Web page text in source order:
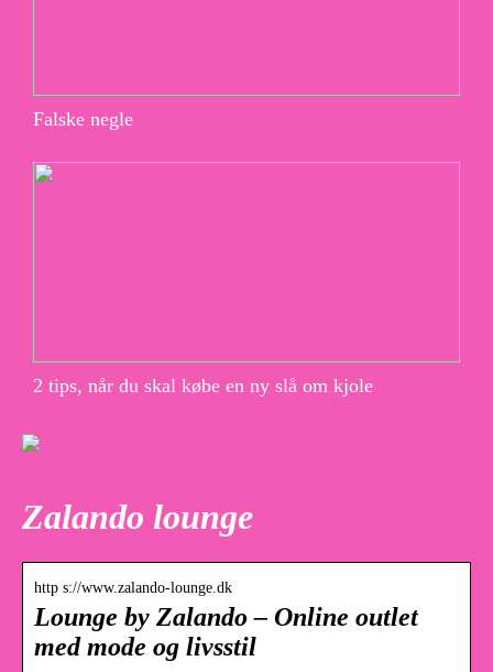
Falske negle
2 tips, når du skal købe en ny slå om kjole
Zalando lounge
http s://www.zalando-lounge.dk
Lounge by Zalando – Online outlet
med mode og livsstil